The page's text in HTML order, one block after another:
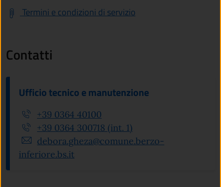
Termini e condizioni di servizio
Contatti
Ufficio tecnico e manutenzione
+39 0364 40100
+39 0364 300718 (int. 1)
debora.gheza@comune.berzo-
inferiore.bs.it